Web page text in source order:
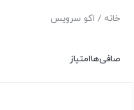
خانه / اکو سرویس
صافی‌هاامتیاز